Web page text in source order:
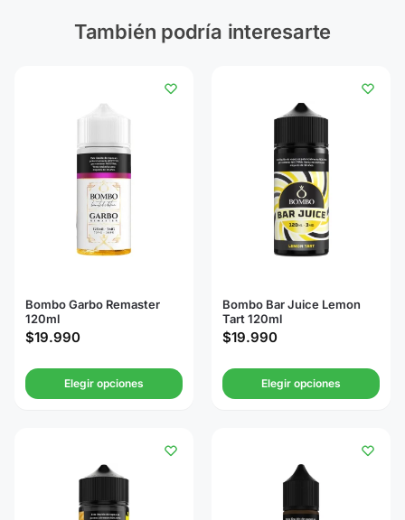
También podría interesarte
Bombo Garbo Remaster
120ml
$19.990
Elegir opciones
Bombo Bar Juice Lemon
Tart 120ml
$19.990
Elegir opciones